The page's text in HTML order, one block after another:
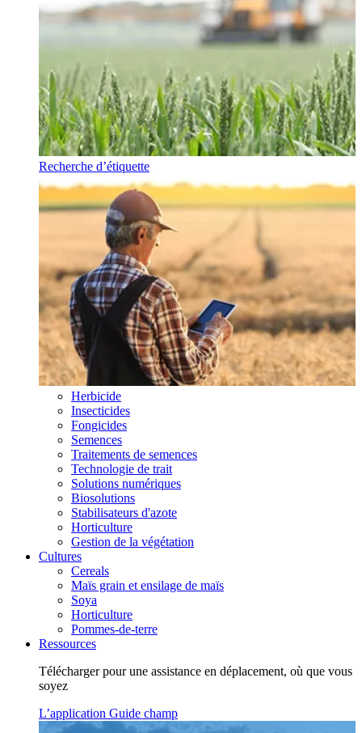
Recherche d’étiquette
Herbicide
Insecticides
Fongicides
Semences
Traitements de semences
Technologie de trait
Solutions numériques
Biosolutions
Stabilisateurs d'azote
Horticulture
Gestion de la végétation
Cultures
Cereals
Maïs grain et ensilage de maïs
Soya
Horticulture
Pommes-de-terre
Ressources
Télécharger pour une assistance en déplacement, où que vous
soyez
L’application Guide champ